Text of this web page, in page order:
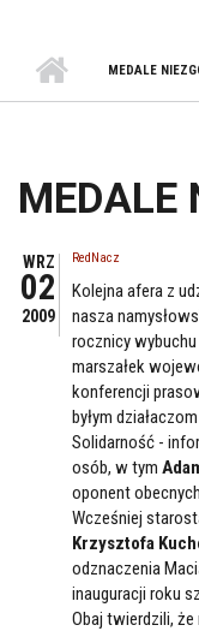
MEDALE
MEDALE
WRZ
02
2009
RedNacz
Kolejna afera z
nasza
rocznicy
marszałek
konferencji
byłym
Solidarność -
osób, w tym
oponent
Wcześniej
Krzysztofa
odznaczenia
inauguracji roku
Obaj twierdzili,